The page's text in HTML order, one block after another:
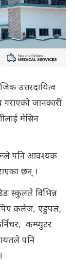
उत्तरदायित्व
गराएको जानकारी
मेसिन
पनि आवश्यक
छन् ।
स्कुलले विभिन्न
कलेज, एडुपल,
कम्प्युटर
पनि